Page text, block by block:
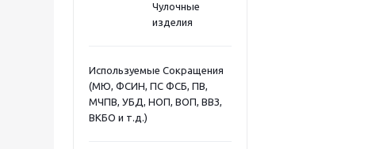
Чулочные
изделия
Используемые Сокращения
(МЮ, ФСИН, ПС ФСБ, ПВ,
МЧПВ, УБД, НОП, ВОП, ВВЗ,
ВКБО и т.д.)